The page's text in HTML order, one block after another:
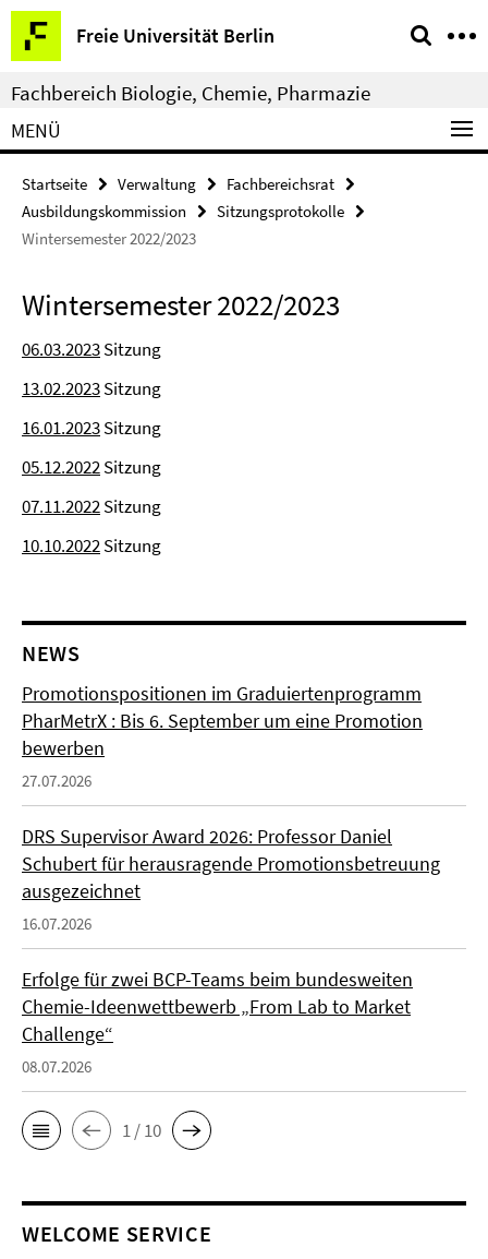
Springe
direkt
zu
Inhalt
Freie Universität Berlin
Service-
Navigation
Fachbereich Biologie, Chemie, Pharmazie
MENÜ
Startseite Verwaltung
Fachbereichsrat
Ausbildungskommission
Sitzungsprotokolle
Wintersemester 2022/2023
Wintersemester 2022/2023
06.03.2023Sitzung
13.02.2023Sitzung
16.01.2023Sitzung
05.12.2022Sitzung
07.11.2022Sitzung
10.10.2022Sitzung
NEWS
Promotionspositionen im Graduiertenprogramm
PharMetrX : Bis 6. September um eine Promotion
bewerben
27.07.2026
DRS Supervisor Award 2026: Professor Daniel
Schubert für herausragende Promotionsbetreuung
ausgezeichnet
16.07.2026
Erfolge für zwei BCP-Teams beim bundesweiten
Chemie-Ideenwettbewerb „From Lab to Market
Challenge“
08.07.2026
1 / 10
WELCOME SERVICE